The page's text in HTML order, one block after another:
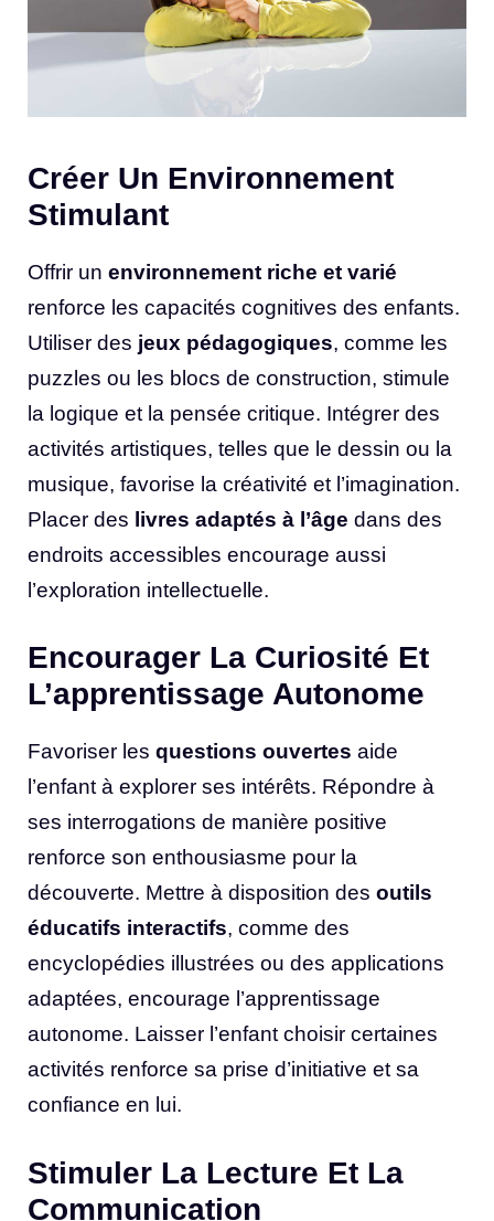
Créer Un Environnement
Stimulant
Offrir un environnement riche et varié
renforce les capacités cognitives des enfants.
Utiliser des jeux pédagogiques, comme les
puzzles ou les blocs de construction, stimule
la logique et la pensée critique. Intégrer des
activités artistiques, telles que le dessin ou la
musique, favorise la créativité et l’imagination.
Placer des livres adaptés à l’âge dans des
endroits accessibles encourage aussi
l’exploration intellectuelle.
Encourager La Curiosité Et
L’apprentissage Autonome
Favoriser les questions ouvertes aide
l’enfant à explorer ses intérêts. Répondre à
ses interrogations de manière positive
renforce son enthousiasme pour la
découverte. Mettre à disposition des outils
éducatifs interactifs, comme des
encyclopédies illustrées ou des applications
adaptées, encourage l’apprentissage
autonome. Laisser l’enfant choisir certaines
activités renforce sa prise d’initiative et sa
confiance en lui.
Stimuler La Lecture Et La
Communication